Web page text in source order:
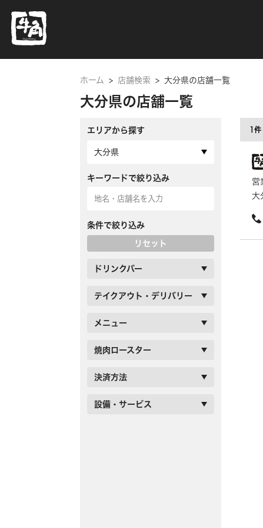
ホーム > 店舗検索 > 大分県の店舗一覧
大分県の店舗一覧
エリアから探す
大分県
キーワードで絞り込み
条件で絞り込み
リセット
ドリンクバー
テイクアウト・デリバリー
メニュー
焼肉ロースター
決済方法
設備・サービス
1件
営
大